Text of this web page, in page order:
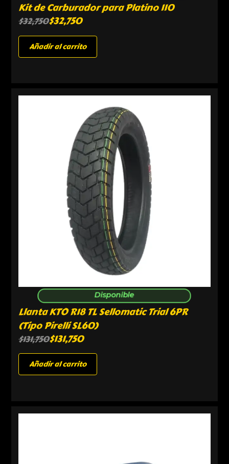
Kit de Carburador para Platino 110
$32,750$32,750
Añadir al carrito
Disponible
Llanta KTO R18 TL Sellomatic Trial 6PR
(Tipo Pirelli SL60)
$131,750$131,750
Añadir al carrito